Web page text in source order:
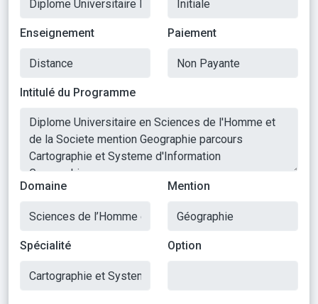
Enseignement Paiement
Intitulé du Programme
Domaine Mention
Spécialité Option